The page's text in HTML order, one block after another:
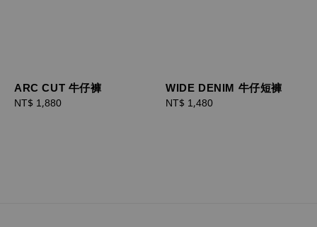
ARC CUT 牛仔褲
Regular
NT$ 1,880
WIDE DENIM 牛仔短褲
Regular
NT$ 1,480